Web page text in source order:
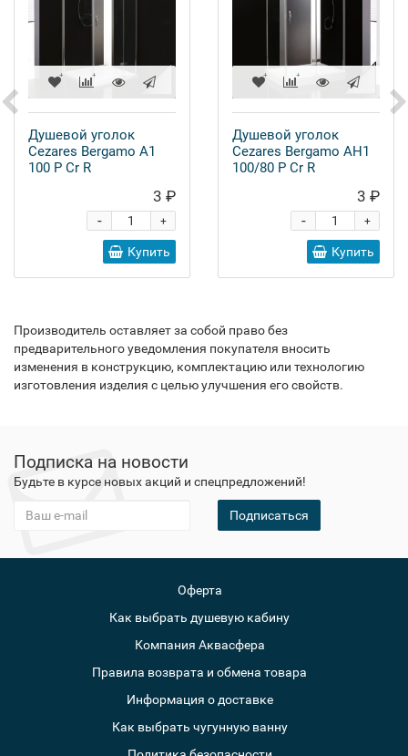
Душевой уголок
Cezares Bergamo A1
100 P Cr R
3 ₽
+
-
Купить
Душевой уголок
Cezares Bergamo AH1
100/80 P Cr R
3 ₽
+
-
Купить
Производитель оставляет за собой право без
предварительного уведомления покупателя вносить
изменения в конструкцию, комплектацию или технологию
изготовления изделия с целью улучшения его свойств.
Подписка на новости
Будьте в курсе новых акций и спецпредложений!
Подписаться
Оферта
Как выбрать душевую кабину
Компания Аквасфера
Правила возврата и обмена товара
Информация о доставке
Как выбрать чугунную ванну